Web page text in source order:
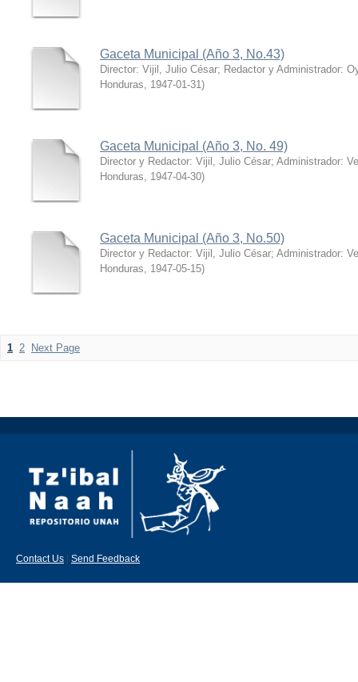
Gaceta Municipal (Año 3, No.43)
Director: Vijil, Julio César; Redactor y Administrador:
Honduras, 1947-01-31)
Gaceta Municipal (Año 3, No. 49)
Director y Redactor: Vijil, Julio César; Administrador:
Honduras, 1947-04-30)
Gaceta Municipal (Año 3, No.50)
Director y Redactor: Vijil, Julio César; Administrador:
Honduras, 1947-05-15)
1 2 Next Page
Contact Us Send Feedback